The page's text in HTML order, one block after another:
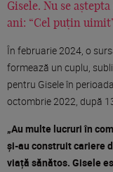
Gisele. Nu se
ani: “Cel puțin
În februarie 2024, o
formează un cuplu,
pentru Gisele în
octombrie 2022, după
„Au multe lucruri în
și-au construit cariere
viață sănătos. Gisele